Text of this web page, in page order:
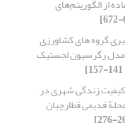
از الگوریتم‌های
گروه های کشاورزی
رگرسیون لجستیک
کیفیت زندگی شهری در
قدیمی قطارچیان